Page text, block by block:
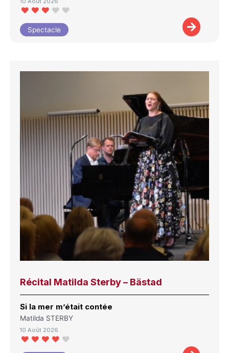
Spectacle
Récital Matilda Sterby – Bästad
Si la mer m’était contée
Matilda STERBY
10 Août 2026